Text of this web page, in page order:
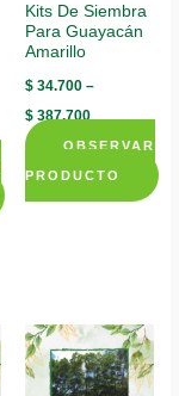
Kits De Siembra
Para Guayacán
Amarillo
$34.700–
$387.700
OBSERVAR
PRODUCTO
This
variants.
The
options